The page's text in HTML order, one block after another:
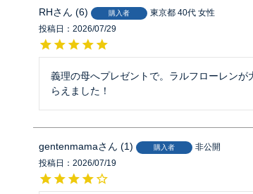
RH 6 購入者 東京都 40代 女性
投稿日
2026/07/29
義理の母へプレゼントで。ラルフローレンが
らえました！
gentenmama 1 購入者
非公開
投稿日
2026/07/19